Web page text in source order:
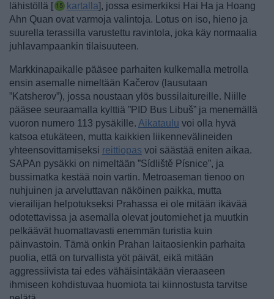
lähistöllä [
kartalla], jossa esimerkiksi Hai Ha ja Hoang
Ahn Quan ovat varmoja valintoja. Lotus on iso, hieno ja
suurella terassilla varustettu ravintola, joka käy normaalia
juhlavampaankin tilaisuuteen.
Markkinapaikalle pääsee parhaiten kulkemalla metrolla
ensin asemalle nimeltään Kačerov (lausutaan
”Katsherov”), jossa noustaan ylös bussilaitureille. Niille
pääsee seuraamalla kylttiä ”PID Bus Libuš” ja menemällä
vuoron numero 113 pysäkille. Aikataulu voi olla hyvä
katsoa etukäteen, mutta kaikkien liikennevälineiden
yhteensovittamiseksi reittiopas voi säästää eniten aikaa.
SAPAn pysäkki on nimeltään ”Sídliště Písnice”, ja
bussimatka kestää noin vartin. Metroaseman tienoo on
nuhjuinen ja arveluttavan näköinen paikka, mutta
vierailijan helpotukseksi Prahassa ei ole mitään ikävää
odotettavissa ja asemalla olevat joutomiehet ja muutkin
pelkäävät huomattavasti enemmän turistia kuin
päinvastoin. Tämä onkin Prahan laitaosienkin parhaita
puolia, että on turvallista yöt päivät, eikä mitään
aggressiivista tai edes vähäisintäkään vieraaseen
ihmiseen kohdistuvaa huomiota tai kiinnostusta tarvitse